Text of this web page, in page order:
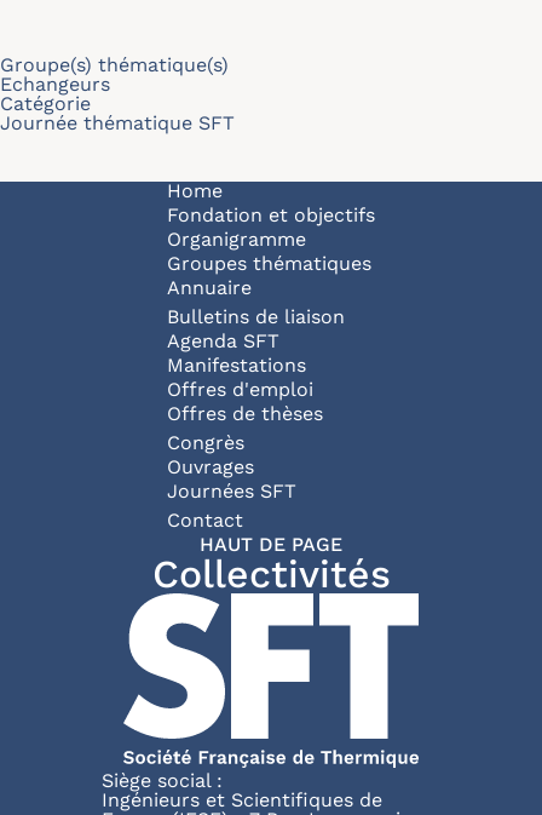
Groupe(s) thématique(s)
Echangeurs
Catégorie
Journée thématique SFT
Navigation principale
Home
Fondation et objectifs
Organigramme
Groupes thématiques
Annuaire
Bulletins de liaison
Agenda SFT
Manifestations
Offres d'emploi
Offres de thèses
Congrès
Ouvrages
Journées SFT
Pied de page
Contact
HAUT DE PAGE
Collectivités
Siège social :
Ingénieurs et Scientifiques de